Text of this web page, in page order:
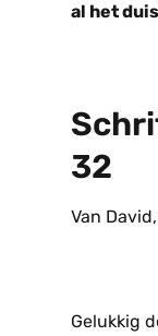
al het
32
Van
Gelukkig